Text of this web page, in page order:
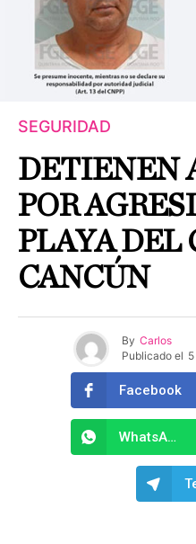
SEGURIDAD
DETIENEN
POR
PLAYA DEL
CANCÚN
By Carlos
Publicado el
Facebook
WhatsApp